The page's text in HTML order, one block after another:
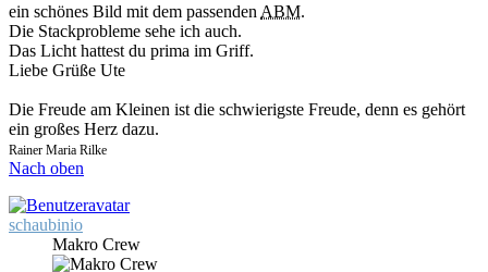
ein schönes Bild mit dem passenden ABM.
Die Stackprobleme sehe ich auch.
Das Licht hattest du prima im Griff.
Liebe Grüße Ute
Die Freude am Kleinen ist die schwierigste Freude, denn es gehört
ein großes Herz dazu.
Rainer Maria Rilke
Nach oben
schaubinio
Makro Crew